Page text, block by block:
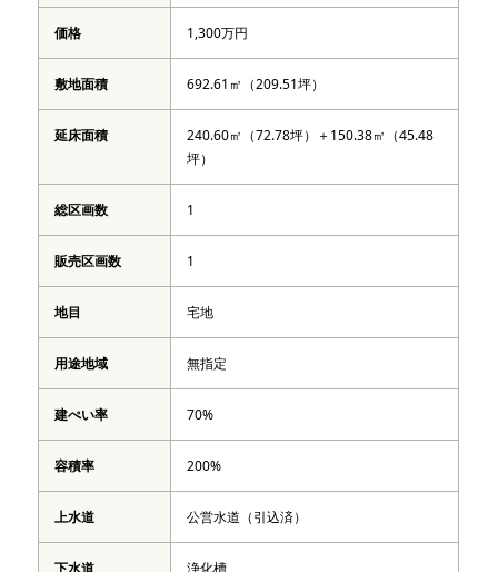
価格 1,300万円
敷地面積 692.61㎡（209.51坪）
延床面積
240.60㎡（72.78坪）＋150.38㎡（45.48
坪）
総区画数 1
販売区画数 1
地目 宅地
用途地域 無指定
建ぺい率 70%
容積率 200%
上水道 公営水道（引込済）
下水道 浄化槽